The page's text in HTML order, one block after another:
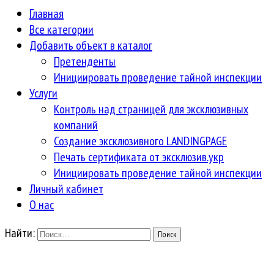
Главная
Все категории
Добавить объект в каталог
Претенденты
Инициировать проведение тайной инспекции
Услуги
Контроль над страницей для эксклюзивных
компаний
Создание эксклюзивного LANDINGPAGE
Печать сертификата от эксклюзив.укр
Инициировать проведение тайной инспекции
Личный кабинет
О нас
Найти: